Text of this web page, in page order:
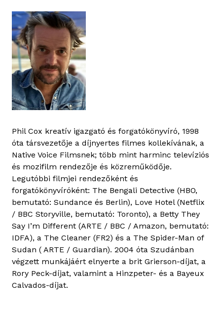
Phil Cox kreatív igazgató és forgatókönyvíró, 1998
óta társvezetője a díjnyertes filmes kollekívának, a
Native Voice Filmsnek; több mint harminc televíziós
és mozifilm rendezője és közreműködője.
Legutóbbi filmjei rendezőként és
forgatókönyvíróként: The Bengali Detective (HBO,
bemutató: Sundance és Berlin), Love Hotel (Netflix
/ BBC Storyville, bemutató: Toronto), a Betty They
Say I’m Different (ARTE / BBC / Amazon, bemutató:
IDFA), a The Cleaner (FR2) és a The Spider-Man of
Sudan ( ARTE / Guardian). 2004 óta Szudánban
végzett munkájáért elnyerte a brit Grierson-díjat, a
Rory Peck-díjat, valamint a Hinzpeter- és a Bayeux
Calvados-díjat.